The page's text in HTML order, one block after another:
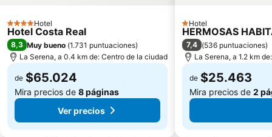
4 Estrellas
Hotel
Hotel Costa Real
8,3 Muy bueno (1.731 puntuaciones)
La Serena, a 0.4 km de: Centro de la ciudad
de $65.024
Mira precios de 8 páginas
Ver precios
1 Estrellas
Hotel
HERMOSAS
7,4 (536 puntuaciones)
La Serena, a 1.2 km
de $25.463
Mira precios de 2